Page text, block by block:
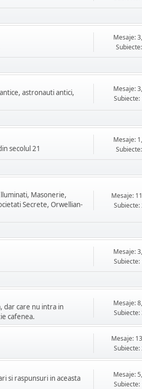
Mesaje:
astronauti antici,
Mesaje:
Subiecte:
secolul 21
Mesaje:
Masonerie,
Secrete, Orwellian-
Mesaje:
Subiecte:
Mesaje:
Subiecte:
dar care nu intra in
cafenea.
Mesaje:
Subiecte:
Mesaje:
Subiecte:
si raspunsuri in aceasta
Mesaje:
Subiecte: